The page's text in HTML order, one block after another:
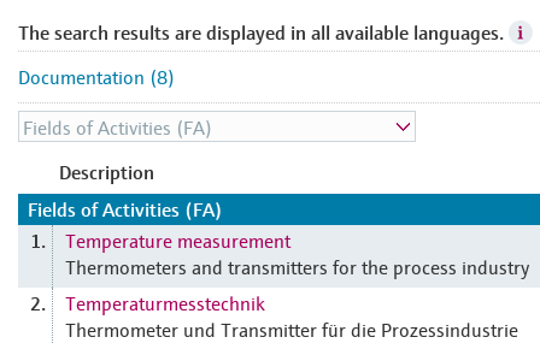
The search results are displayed in all available languages.
Documentation (8)
Description
Fields of Activities (FA)
1.
Temperature measurement
Thermometers and transmitters for the process industry
2.
Temperaturmesstechnik
Thermometer und Transmitter für die Prozessindustrie